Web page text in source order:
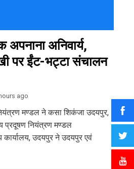
अनिवार्य,
पर ईंट-भट्टा संचालन
ago
मण्डल ने कसा शिकंजा उदयपुर,
प्रदूषण नियंत्रण मण्डल
कार्यालय, उदयपुर ने उदयपुर एवं